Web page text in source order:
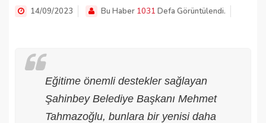
14/09/2023 Bu Haber 1031 Defa Görüntülendi.
Eğitime önemli destekler sağlayan
Şahinbey Belediye Başkanı Mehmet
Tahmazoğlu, bunlara bir yenisi daha